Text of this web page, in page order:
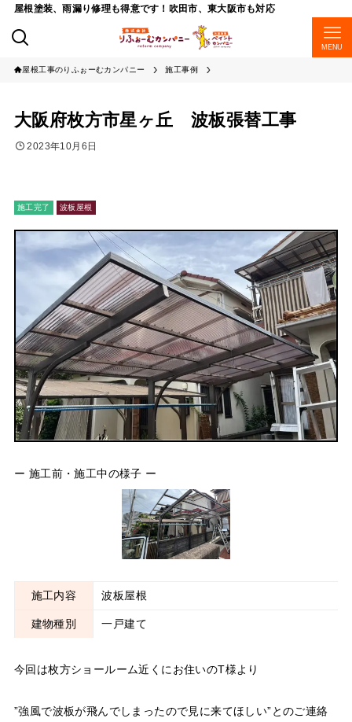
屋根塗装、雨漏り修理も得意です！吹田市、東大阪市も対応
MENU
屋根工事のりふぉーむカンパニー 施工事例
大阪府枚方市星ヶ丘 波板張替工事
2023年10月6日
施工完了 波板屋根
ー 施工前・施工中の様子 ー
施工内容 波板屋根
建物種別 一戸建て
今回は枚方ショールーム近くにお住いのT様より
”強風で波板が飛んでしまったので見に来てほしい”とのご連絡